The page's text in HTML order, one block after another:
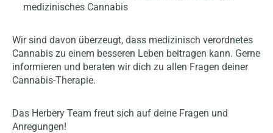
medizinisches Cannabis
Wir sind davon überzeugt, dass medizinisch verordnetes
Cannabis zu einem besseren Leben beitragen kann. Gerne
informieren und beraten wir dich zu allen Fragen deiner
Cannabis-Therapie.
Das Herbery Team freut sich auf deine Fragen und
Anregungen!